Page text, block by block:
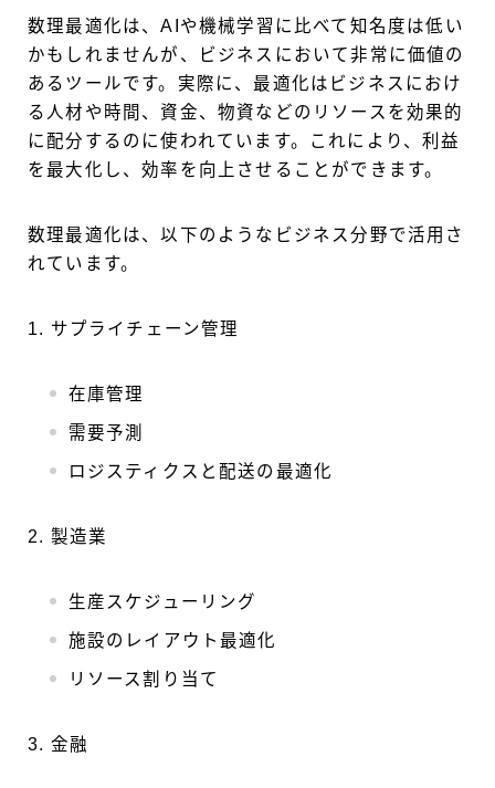
数理最適化は、AIや機械学習に比べて知名度は低い
かもしれませんが、ビジネスにおいて非常に価値の
あるツールです。実際に、最適化はビジネスにおけ
る人材や時間、資金、物資などのリソースを効果的
に配分するのに使われています。これにより、利益
を最大化し、効率を向上させることができます。
数理最適化は、以下のようなビジネス分野で活用さ
れています。
1. サプライチェーン管理
在庫管理
需要予測
ロジスティクスと配送の最適化
2. 製造業
生産スケジューリング
施設のレイアウト最適化
リソース割り当て
3. 金融